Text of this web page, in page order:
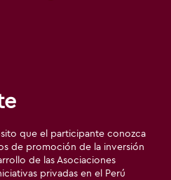
que el participante conozca
de promoción de la inversión
de las Asociaciones
privadas en el Perú